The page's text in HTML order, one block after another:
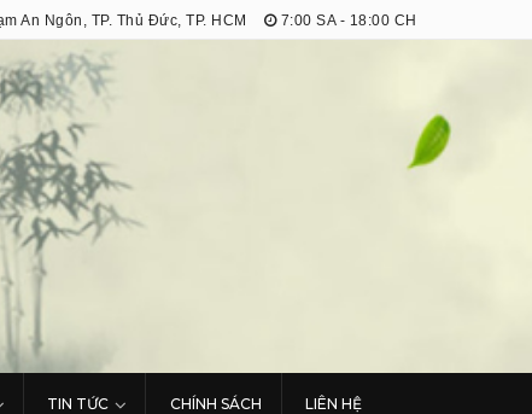
An Ngôn, TP. Thủ Đức, TP. HCM 7:00 SA - 18:00 CH
TIN TỨC CHÍNH SÁCH LIÊN HỆ